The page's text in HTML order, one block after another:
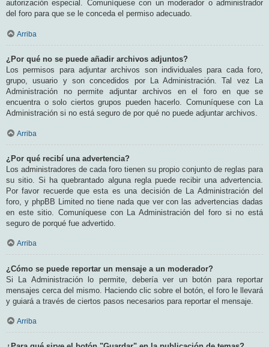
autorización especial. Comuníquese con un moderador o administrador
del foro para que se le conceda el permiso adecuado.
Arriba
¿Por qué no se puede añadir archivos adjuntos?
Los permisos para adjuntar archivos son individuales para cada foro,
grupo, usuario y son concedidos por La Administración. Tal vez La
Administración no permite adjuntar archivos en el foro en que se
encuentra o solo ciertos grupos pueden hacerlo. Comuníquese con La
Administración si no está seguro de por qué no puede adjuntar archivos.
Arriba
¿Por qué recibí una advertencia?
Los administradores de cada foro tienen su propio conjunto de reglas para
su sitio. Si ha quebrantado alguna regla puede recibir una advertencia.
Por favor recuerde que esta es una decisión de La Administración del
foro, y phpBB Limited no tiene nada que ver con las advertencias dadas
en este sitio. Comuníquese con La Administración del foro si no está
seguro de porqué fue advertido.
Arriba
¿Cómo se puede reportar un mensaje a un moderador?
Si La Administración lo permite, debería ver un botón para reportar
mensajes cerca del mismo. Haciendo clic sobre el botón, el foro le llevará
y guiará a través de ciertos pasos necesarios para reportar el mensaje.
Arriba